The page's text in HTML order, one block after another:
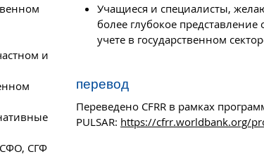
и
СГФ
Учащиеся и специалисты,
более глубокое представление
учете в государственном
перевод
Переведено CFRR в рамках
PULSAR: https://cfrr.worldbank.org/